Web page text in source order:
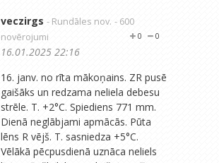
veczirgs - Rundāles nov. - 600
novērojumi
0
0
16.01.2025 22:16
16. janv. no rīta mākoņains. ZR pusē
gaišāks un redzama neliela debesu
strēle. T. +2°C. Spiediens 771 mm.
Dienā neglābjami apmācās. Pūta
lēns R vējš. T. sasniedza +5°C.
Vēlākā pēcpusdienā uznāca neliels